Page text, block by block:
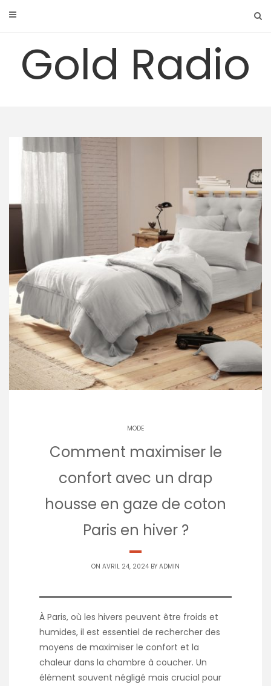
Gold Radio
MODE
Comment maximiser le
confort avec un drap
housse en gaze de coton
Paris en hiver ?
ON AVRIL 24, 2024 BY ADMIN
À Paris, où les hivers peuvent être froids et
humides, il est essentiel de rechercher des
moyens de maximiser le confort et la
chaleur dans la chambre à coucher. Un
élément souvent négligé mais crucial pour